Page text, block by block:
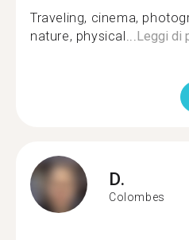
Traveling, cinema,
nature, physical...Leggi di
D.
Colombes